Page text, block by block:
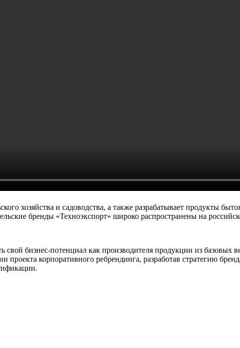
хозяйства и садоводства, а также разрабатывает продукты
бренды «Техноэкспорт» широко распространены на
бизнес-потенциал как производителя продукции из базовых
корпоративного ребрендинга, разработав стратегию